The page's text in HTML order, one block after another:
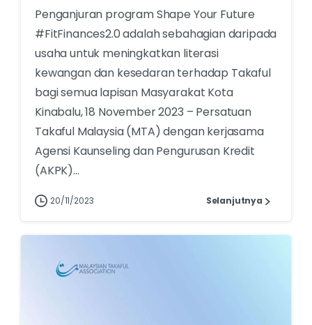
Penganjuran program Shape Your Future
#FitFinances2.0 adalah sebahagian daripada
usaha untuk meningkatkan literasi
kewangan dan kesedaran terhadap Takaful
bagi semua lapisan Masyarakat Kota
Kinabalu, 18 November 2023 – Persatuan
Takaful Malaysia (MTA) dengan kerjasama
Agensi Kaunseling dan Pengurusan Kredit
(AKPK)...
20/11/2023 Selanjutnya